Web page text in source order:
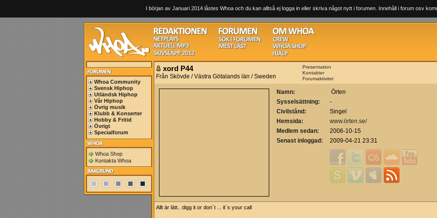
I början av Januari 2014 låstes Whoa och du kan alltså ej logga in eller skriva något nytt i forumen. Innehåll i forum osv
Whoa Community
Svensk Hiphop
Utländsk Hiphop
Vår Hiphop
Övrig musik
Klubb & Konserter
Hobby & Fritid
Övrigt
Specialforum
Whoa Shop
Kontakta Whoa
xord P44
Från Skövde / Västra Götalands län / Sweden
Presentation
Kontakter
Forumaktivitet
Namn:
Örten
Sysselsättning:
-
Civilstånd:
Singel
Hemsida:
www.örten.se/
Medlem sedan:
2006-10-15
Senast inloggad:
2009-04-21 23:31
Allt är lätt.. digg it or don´t ... it´s your call